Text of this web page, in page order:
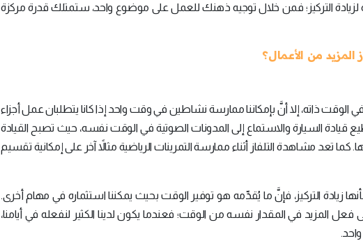
لزيادة التركيز؛ فمن خلال توجيه ذهنك للعمل على موضوع واحد، ستمتلك قدرة مركزة
من الأعمال؟
الوقت ذاته، إلا أنَّ بإمكاننا ممارسة نشاطين في وقت واحد إذا كانا يتطلبان عمل أجزاء
قيادة السيارة والاستماع إلى المدونات الصوتية في الوقت نفسه، حيث تصبح القيادة
كما تعد مشاهدة التلفاز أثناء ممارسة التمرينات الرياضية مثالاً آخر على إمكانية تقسيم
التركيز، فإنَّ ما يُقدِّمه هو توفير الوقت بحيث يمكننا استثماره في مهام أخرى.
فعل المزيد في المقدار نفسه من الوقت؛ فعندما يكون لدينا الكثير لنفعله في أيامنا،